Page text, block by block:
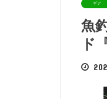
ギア
魚
ド